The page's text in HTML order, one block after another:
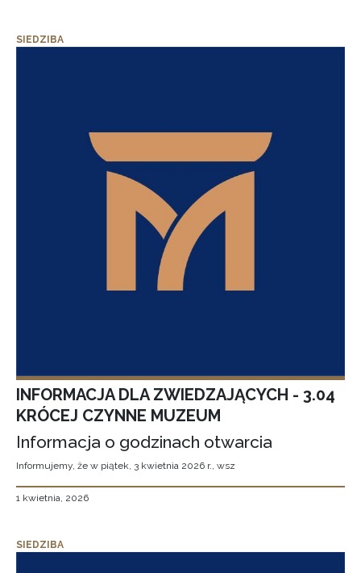
SIEDZIBA
INFORMACJA DLA ZWIEDZAJĄCYCH - 3.04
KRÓCEJ CZYNNE MUZEUM
Informacja o godzinach otwarcia
Informujemy, że w piątek, 3 kwietnia 2026 r., wsz
1 kwietnia, 2026
SIEDZIBA